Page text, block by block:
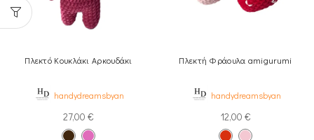
Πλεκτό Κουκλάκι Αρκουδάκι
handydreamsbyan
27,00 €
Πλεκτή Φράουλα amigurumi
handydreamsbyan
12,00 €